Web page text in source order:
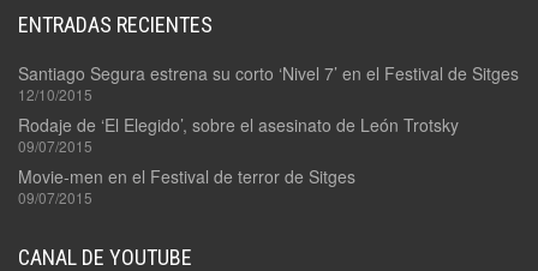
ENTRADAS RECIENTES
Santiago Segura estrena su corto ‘Nivel 7’ en el Festival de Sitges
12/10/2015
Rodaje de ‘El Elegido’, sobre el asesinato de León Trotsky
09/07/2015
Movie-men en el Festival de terror de Sitges
09/07/2015
CANAL DE YOUTUBE